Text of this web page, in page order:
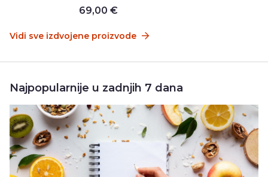
69,00 €
Vidi sve izdvojene proizvode
Najpopularnije u zadnjih 7 dana